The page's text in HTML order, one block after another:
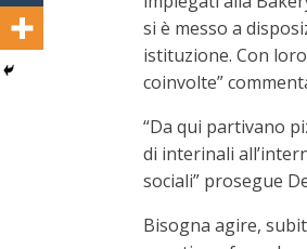
si è messo a
istituzione. Con
coinvolte”
“Da qui partivano
di interinali
sociali” prosegue
Bisogna agire,